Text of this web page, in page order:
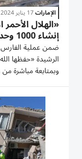
الإمارات17 يناير 2024
«الهلال
إنشاء 1000 وحدة سكنية في سوريا
الرشيدة «حفظها
وبمتابعة مباشرة من
1000 وحدة
على سبعة مواقع.